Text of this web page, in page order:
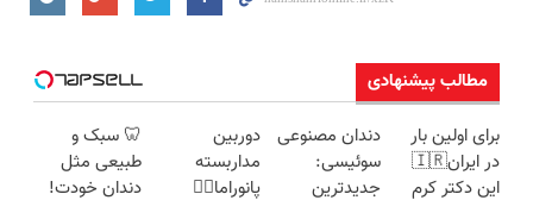
مطالب پیشنهادی
برای اولین بار
در ایران🇮🇷
این دکتر کرم
دندان مصنوعی
سوئیسی:
جدیدترین
دوربین
مداربسته
پانوراما👈🏻
🦷 سبک و
طبیعی مثل
دندان خودت!